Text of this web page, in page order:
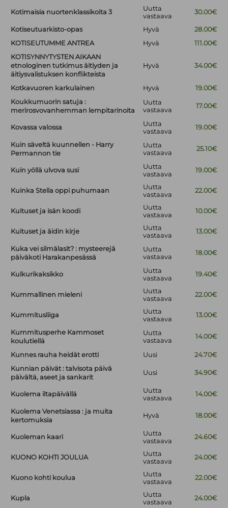
Kotimaisia nuortenklassikoita 3
Uutta
vastaava
30.00€
Kotiseutuarkisto-opas Hyvä
28.00€
KOTISEUTUMME ANTREA
Hyvä
111.00€
KOTISYNNYTYSTEN AIKAAN
etnologinen tutkimus äitiyden ja
äitiysvalistuksen konflikteista
Hyvä 34.00€
Kotkavuoren karkulainen Hyvä
19.00€
Koukkumuorin satuja :
merirosvovanhemman lempitarinoita
Uutta
vastaava
17.00€
Kovassa valossa
Uutta
vastaava
19.00€
Kuin säveltä kuunnellen - Harry
Permannon tie
Uutta
vastaava
25.10€
Kuin yöllä ulvova susi
Uutta
vastaava
19.00€
Kuinka Stella oppi puhumaan
Uutta
vastaava
22.00€
Kuituset ja isän koodi
Uutta
vastaava
10.00€
Kuituset ja äidin kirje
Uutta
vastaava
13.00€
Kuka vei silmälasit? : mysteerejä
päiväkoti Harakanpesässä
Uutta
vastaava
18.00€
Kulkurikaksikko
Uutta
vastaava
19.40€
Kummallinen mieleni
Uutta
vastaava
22.00€
Kummitusliiga
Uutta
vastaava
13.00€
Kummitusperhe Kammoset
koulutiellä
Uutta
vastaava
14.00€
Kunnes rauha heidät erotti Uusi
24.70€
Kunnian päivät : talvisota päivä
päivältä, aseet ja sankarit
Uusi 34.90€
Kuolema iltapäivällä
Uutta
vastaava
14.00€
Kuolema Venetsiassa : ja muita
kertomuksia
Hyvä 18.00€
Kuoleman kaari
Uutta
vastaava
24.60€
KUONO KOHTI JOULUA
Uutta
vastaava
24.00€
Kuono kohti koulua
Uutta
vastaava
22.00€
Kupla
Uutta
vastaava
24.00€